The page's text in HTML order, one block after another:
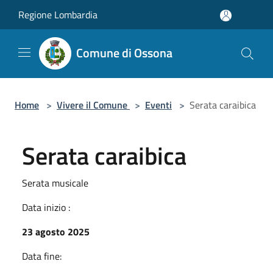
Regione Lombardia
Comune di Ossona
Home > Vivere il Comune > Eventi > Serata caraibica
Serata caraibica
Serata musicale
Data inizio :
23 agosto 2025
Data fine: